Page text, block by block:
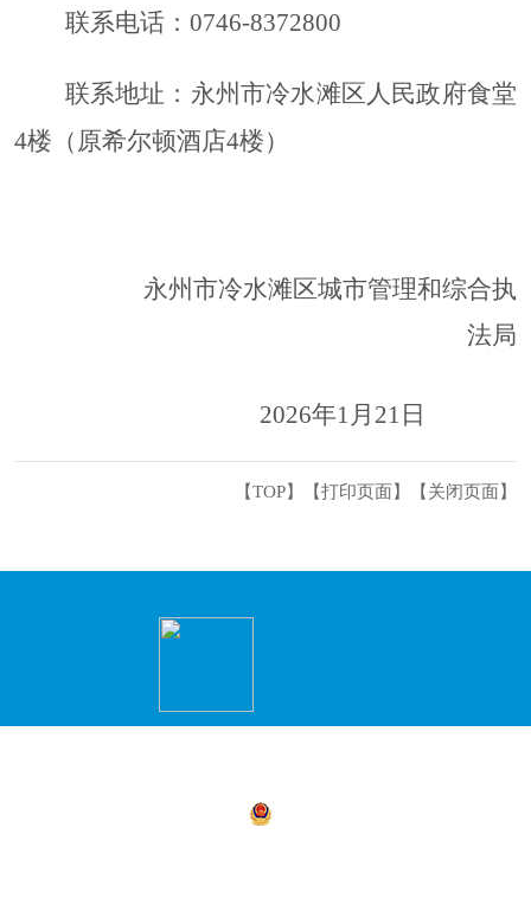
联系电话： 0746-8372800
联系地址：永州市冷水滩区人民政府食堂
4楼（原希尔顿酒店4楼）
永州市冷水滩区城市管理和综合执
法局
2026年1月21日
【TOP】 【打印页面 】【 关闭页面 】